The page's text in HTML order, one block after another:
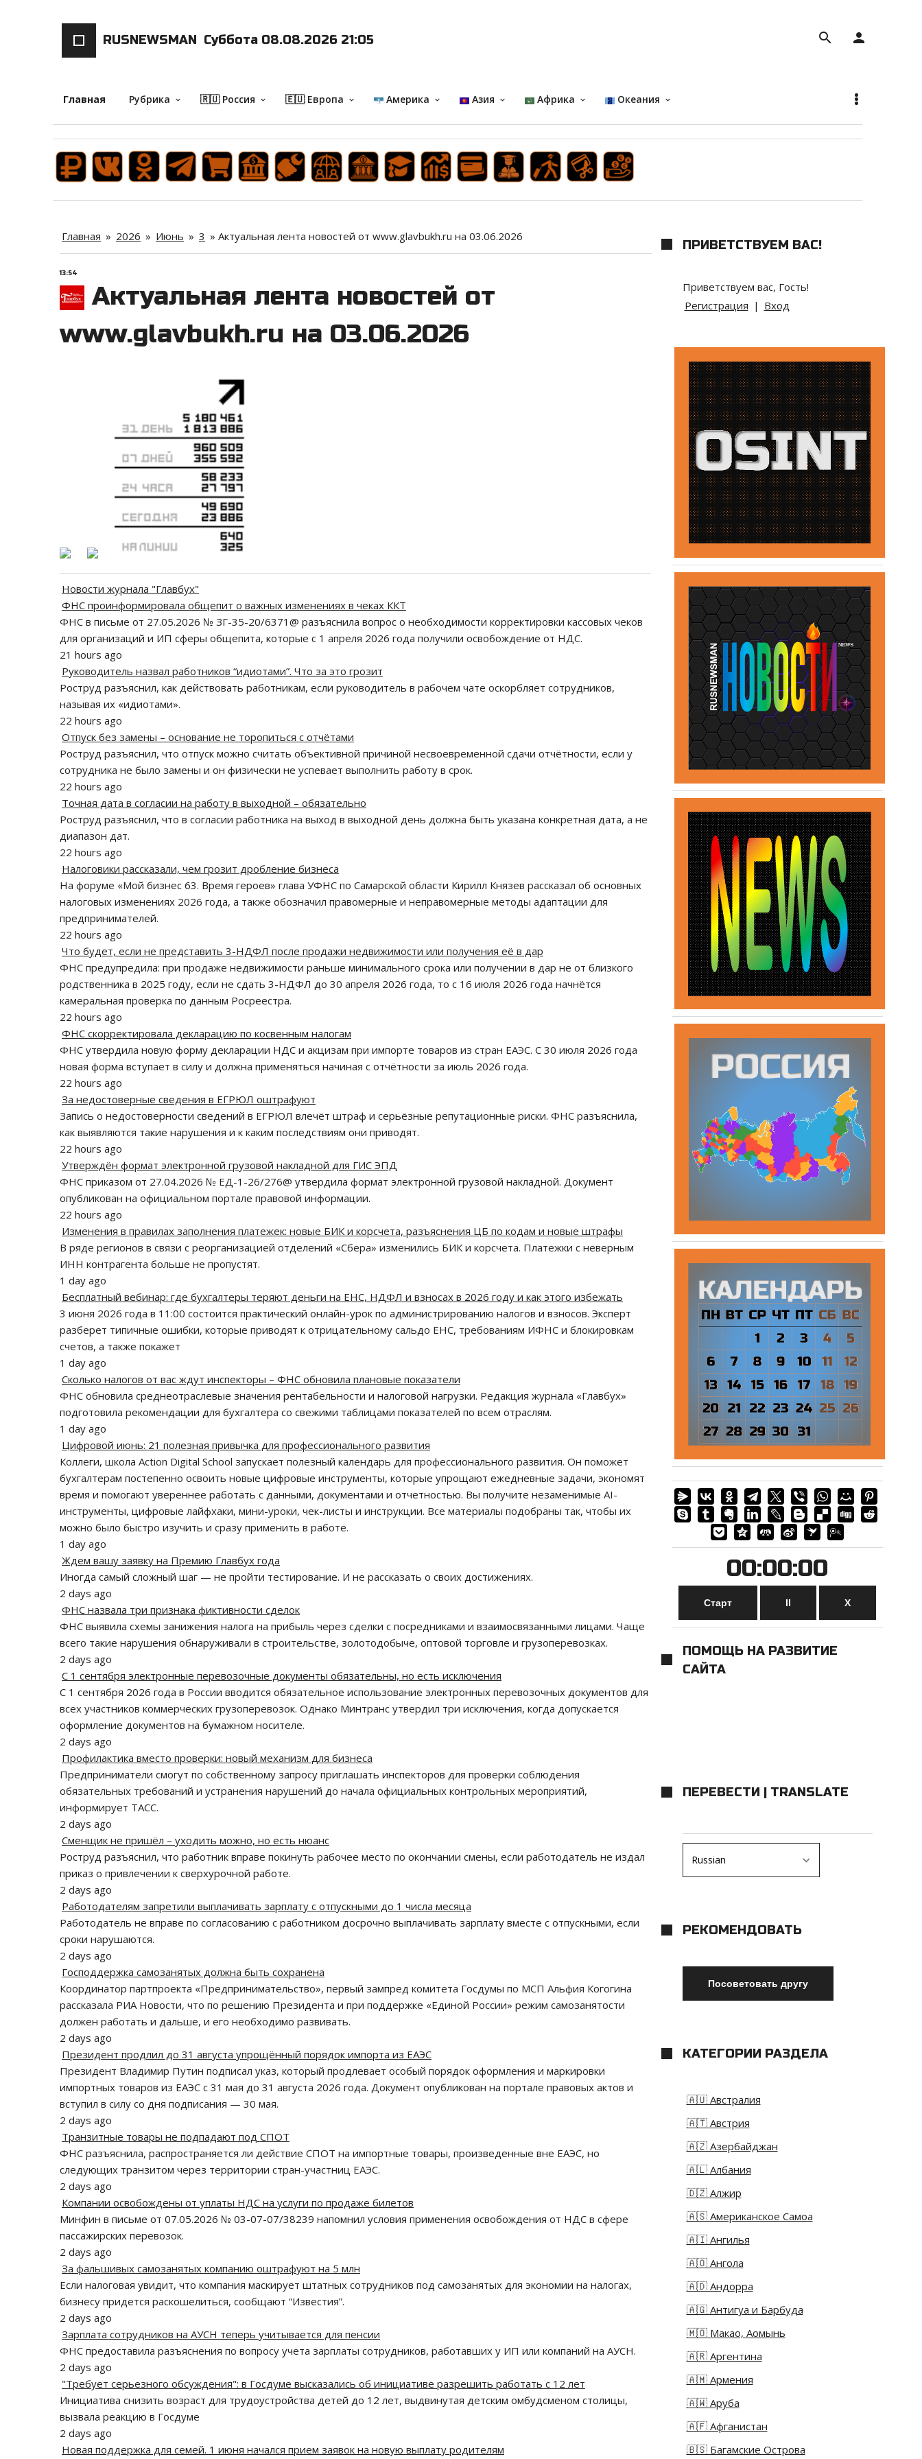
RUSNEWSMAN Суббота 08.08.2026 21:05 person
search
Главная Рубрика keyboard_arrow_down 🇷🇺 Россия keyboard_arrow_down 🇪🇺 Европа keyboard_arrow_down Америка keyboard_arrow_down Азия keyboard_arrow_down Африка keyboard_arrow_down Океания keyboard_arrow_down
Главная » 2026 » Июнь » 3 » Актуальная лента новостей от www.glavbukh.ru на 03.06.2026
13:54
Актуальная лента новостей от
www.glavbukh.ru на 03.06.2026
Новости журнала "Главбух"
ФНС проинформировала общепит о важных изменениях в чеках ККТ
ФНС в письме от 27.05.2026 № ЗГ-35-20/6371@ разъяснила вопрос о необходимости корректировки кассовых чеков
для организаций и ИП сферы общепита, которые с 1 апреля 2026 года получили освобождение от НДС.
21 hours ago
Руководитель назвал работников “идиотами”. Что за это грозит
Роструд разъяснил, как действовать работникам, если руководитель в рабочем чате оскорбляет сотрудников,
называя их «идиотами».
22 hours ago
Отпуск без замены – основание не торопиться с отчётами
Роструд разъяснил, что отпуск можно считать объективной причиной несвоевременной сдачи отчётности, если у
сотрудника не было замены и он физически не успевает выполнить работу в срок.
22 hours ago
Точная дата в согласии на работу в выходной – обязательно
Роструд разъяснил, что в согласии работника на выход в выходной день должна быть указана конкретная дата, а не
диапазон дат.
22 hours ago
Налоговики рассказали, чем грозит дробление бизнеса
На форуме «Мой бизнес 63. Время героев» глава УФНС по Самарской области Кирилл Князев рассказал об основных
налоговых изменениях 2026 года, а также обозначил правомерные и неправомерные методы адаптации для
предпринимателей.
22 hours ago
Что будет, если не представить 3-НДФЛ после продажи недвижимости или получения её в дар
ФНС предупредила: при продаже недвижимости раньше минимального срока или получении в дар не от близкого
родственника в 2025 году, если не сдать 3-НДФЛ до 30 апреля 2026 года, то с 16 июля 2026 года начнётся
камеральная проверка по данным Росреестра.
22 hours ago
ФНС скорректировала декларацию по косвенным налогам
ФНС утвердила новую форму декларации НДС и акцизам при импорте товаров из стран ЕАЭС. С 30 июля 2026 года
новая форма вступает в силу и должна применяться начиная с отчётности за июль 2026 года.
22 hours ago
За недостоверные сведения в ЕГРЮЛ оштрафуют
Запись о недостоверности сведений в ЕГРЮЛ влечёт штраф и серьёзные репутационные риски. ФНС разъяснила,
как выявляются такие нарушения и к каким последствиям они приводят.
22 hours ago
Утверждён формат электронной грузовой накладной для ГИС ЭПД
ФНС приказом от 27.04.2026 № ЕД-1-26/276@ утвердила формат электронной грузовой накладной. Документ
опубликован на официальном портале правовой информации.
22 hours ago
Изменения в правилах заполнения платежек: новые БИК и корсчета, разъяснения ЦБ по кодам и новые штрафы
В ряде регионов в связи с реорганизацией отделений «Сбера» изменились БИК и корсчета. Платежки с неверным
ИНН контрагента больше не пропустят.
1 day ago
Бесплатный вебинар: где бухгалтеры теряют деньги на ЕНС, НДФЛ и взносах в 2026 году и как этого избежать
3 июня 2026 года в 11:00 состоится практический онлайн-урок по администрированию налогов и взносов. Эксперт
разберет типичные ошибки, которые приводят к отрицательному сальдо ЕНС, требованиям ИФНС и блокировкам
счетов, а также покажет
1 day ago
Сколько налогов от вас ждут инспекторы – ФНС обновила плановые показатели
ФНС обновила среднеотраслевые значения рентабельности и налоговой нагрузки. Редакция журнала «Главбух»
подготовила рекомендации для бухгалтера со свежими таблицами показателей по всем отраслям.
1 day ago
Цифровой июнь: 21 полезная привычка для профессионального развития
Коллеги, школа Action Digital School запускает полезный календарь для профессионального развития. Он поможет
бухгалтерам постепенно освоить новые цифровые инструменты, которые упрощают ежедневные задачи, экономят
время и помогают увереннее работать с данными, документами и отчетностью. Вы получите незаменимые AI-
инструменты, цифровые лайфхаки, мини-уроки, чек-листы и инструкции. Все материалы подобраны так, чтобы их
можно было быстро изучить и сразу применить в работе.
1 day ago
Ждем вашу заявку на Премию Главбух года
Иногда самый сложный шаг — не пройти тестирование. И не рассказать о своих достижениях.
2 days ago
ФНС назвала три признака фиктивности сделок
ФНС выявила схемы занижения налога на прибыль через сделки с посредниками и взаимосвязанными лицами. Чаще
всего такие нарушения обнаруживали в строительстве, золотодобыче, оптовой торговле и грузоперевозках.
2 days ago
С 1 сентября электронные перевозочные документы обязательны, но есть исключения
С 1 сентября 2026 года в России вводится обязательное использование электронных перевозочных документов для
всех участников коммерческих грузоперевозок. Однако Минтранс утвердил три исключения, когда допускается
оформление документов на бумажном носителе.
2 days ago
Профилактика вместо проверки: новый механизм для бизнеса
Предприниматели смогут по собственному запросу приглашать инспекторов для проверки соблюдения
обязательных требований и устранения нарушений до начала официальных контрольных мероприятий,
информирует ТАСС.
2 days ago
Сменщик не пришёл – уходить можно, но есть нюанс
Роструд разъяснил, что работник вправе покинуть рабочее место по окончании смены, если работодатель не издал
приказ о привлечении к сверхурочной работе.
2 days ago
Работодателям запретили выплачивать зарплату с отпускными до 1 числа месяца
Работодатель не вправе по согласованию с работником досрочно выплачивать зарплату вместе с отпускными, если
сроки нарушаются.
2 days ago
Господдержка самозанятых должна быть сохранена
Координатор партпроекта «Предпринимательство», первый зампред комитета Госдумы по МСП Альфия Когогина
рассказала РИА Новости, что по решению Президента и при поддержке «Единой России» режим самозанятости
должен работать и дальше, и его необходимо развивать.
2 days ago
Президент продлил до 31 августа упрощённый порядок импорта из ЕАЭС
Президент Владимир Путин подписал указ, который продлевает особый порядок оформления и маркировки
импортных товаров из ЕАЭС с 31 мая до 31 августа 2026 года. Документ опубликован на портале правовых актов и
вступил в силу со дня подписания — 30 мая.
2 days ago
Транзитные товары не подпадают под СПОТ
ФНС разъяснила, распространяется ли действие СПОТ на импортные товары, произведенные вне ЕАЭС, но
следующих транзитом через территории стран-участниц ЕАЭС.
2 days ago
Компании освобождены от уплаты НДС на услуги по продаже билетов
Минфин в письме от 07.05.2026 № 03-07-07/38239 напомнил условия применения освобождения от НДС в сфере
пассажирских перевозок.
2 days ago
За фальшивых самозанятых компанию оштрафуют на 5 млн
Если налоговая увидит, что компания маскирует штатных сотрудников под самозанятых для экономии на налогах,
бизнесу придется раскошелиться, сообщают “Известия”.
2 days ago
Зарплата сотрудников на АУСН теперь учитывается для пенсии
ФНС предоставила разъяснения по вопросу учета зарплаты сотрудников, работавших у ИП или компаний на АУСН.
2 days ago
"Требует серьезного обсуждения": в Госдуме высказались об инициативе разрешить работать с 12 лет
Инициатива снизить возраст для трудоустройства детей до 12 лет, выдвинутая детским омбудсменом столицы,
вызвала реакцию в Госдуме
2 days ago
Новая поддержка для семей. 1 июня начался прием заявок на новую выплату родителям
ПРИВЕТСТВУЕМ ВАС!
Приветствуем вас, Гость!
Регистрация | Вход
00:00:00
Старт II Х
ПОМОЩЬ НА РАЗВИТИЕ
САЙТА
ПЕРЕВЕСТИ | TRANSLATE
РЕКОМЕНДОВАТЬ
КАТЕГОРИИ РАЗДЕЛА
🇦🇺 Австралия
🇦🇹 Австрия
🇦🇿 Азербайджан
🇦🇱 Албания
🇩🇿 Алжир
🇦🇸 Американское Самоа
🇦🇮 Ангилья
🇦🇴 Ангола
🇦🇩 Андорра
🇦🇬 Антигуа и Барбуда
🇲🇴 Макао, Аомынь
🇦🇷 Аргентина
🇦🇲 Армения
🇦🇼 Аруба
🇦🇫 Афганистан
🇧🇸 Багамские Острова